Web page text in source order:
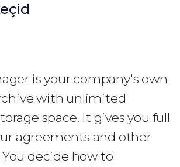
is your company's own
with unlimited
space. It gives you full
agreements and other
decide how to